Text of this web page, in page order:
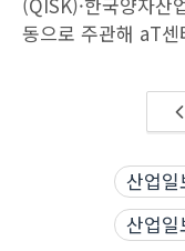
동으로 주관해 aT
산업일
산업일